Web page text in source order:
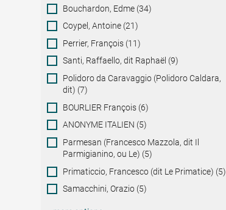
ArtistBouchardon, Edme (34)
Coypel, Antoine (21)
Perrier, François (11)
Santi, Raffaello, dit Raphaël (9)
Polidoro da Caravaggio (Polidoro Caldara,
dit) (7)
BOURLIER François (6)
ANONYME ITALIEN (5)
Parmesan (Francesco Mazzola, dit Il
Parmigianino, ou Le) (5)
Primaticcio, Francesco (dit Le Primatice) (5)
Samacchini, Orazio (5)